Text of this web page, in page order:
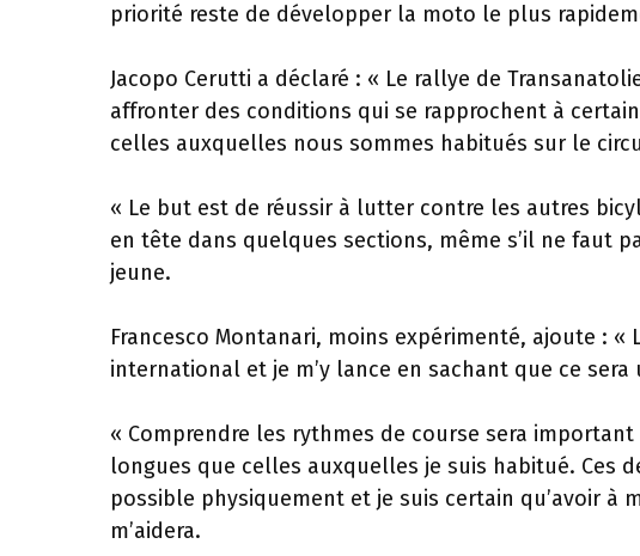
priorité reste de développer la moto le plus
Jacopo Cerutti a déclaré : « Le rallye de
affronter des conditions qui se rapprochent à
celles auxquelles nous sommes habitués sur le
« Le but est de réussir à lutter contre les autres
en tête dans quelques sections, même s’il ne faut
jeune.
Francesco Montanari, moins expérimenté, ajoute :
international et je m’y lance en sachant que ce
« Comprendre les rythmes de course sera
longues que celles auxquelles je suis habitué. Ces
possible physiquement et je suis certain qu’avoir à
m’aidera.